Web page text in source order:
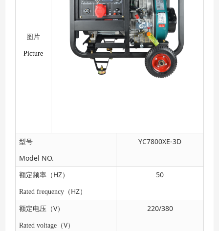
图片
Picture
型号
Model NO.
YC7800XE-3D
额定频率（ HZ）
Rated frequency （ HZ）
50
额定电压（V）
Rated voltage （V）
220/380